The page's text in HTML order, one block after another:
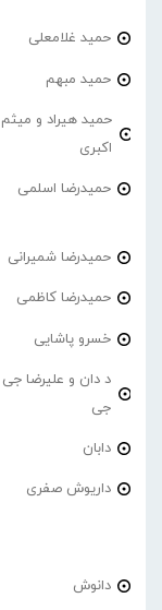
حمید غلامعلی
حمید مبهم
حمید هیراد و میثم
اکبری
حمیدرضا اسلمی
حمیدرضا شمیرانی
حمیدرضا کاظمی
خسرو پاشایی
د دان و علیرضا جی
جی
دابان
داریوش صفری
دانوش